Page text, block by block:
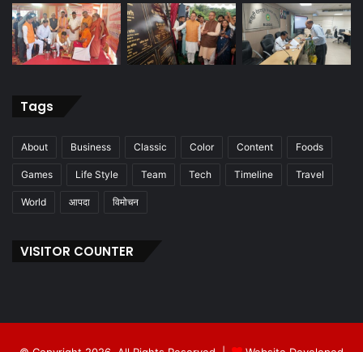
Tags
About Business Classic Color Content Foods
Games Life Style Team Tech Timeline Travel
World आपदा विमोचन
VISITOR COUNTER